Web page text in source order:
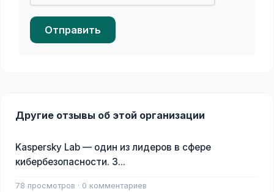
Отправить
Другие отзывы об этой организации
Kaspersky Lab — один из лидеров в сфере
кибербезопасности. З...
78 просмотров · 0 комментариев